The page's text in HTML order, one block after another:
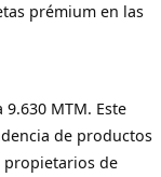
prémium en las
MTM. Este
de productos
propietarios de